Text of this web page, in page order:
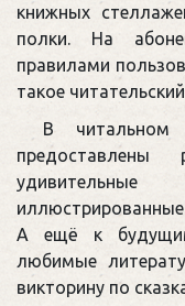
книжных
полки. На
правилами
такое
В
предоставлены
А ещё к
любимые
викторину по